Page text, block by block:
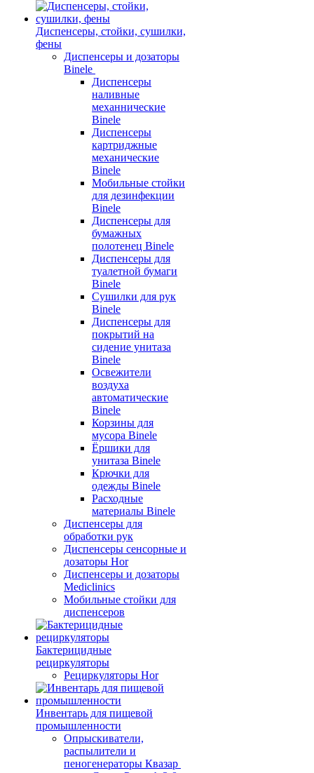
Диспенсеры, стойки, сушилки,
фены
Диспенсеры и дозаторы
Binele
Диспенсеры
наливные
механнические
Binele
Диспенсеры
картриджные
механические
Binele
Мобильные стойки
для дезинфекции
Binele
Диспенсеры для
бумажных
полотенец Binele
Диспенсеры для
туалетной бумаги
Binele
Сушилки для рук
Binele
Диспенсеры для
покрытий на
сидение унитаза
Binele
Освежители
воздуха
автоматические
Binele
Корзины для
мусора Binele
Ёршики для
унитаза Binele
Крючки для
одежды Binele
Расходные
материалы Binele
Диспенсеры для
обработки рук
Диспенсеры сенсорные и
дозаторы Hor
Диспенсеры и дозаторы
Mediclinics
Мобильные стойки для
диспенсеров
Бактерицидные
рециркуляторы
Рециркуляторы Hor
Инвентарь для пищевой
промышленности
Опрыскиватели,
распылители и
пеногенераторы Квазар